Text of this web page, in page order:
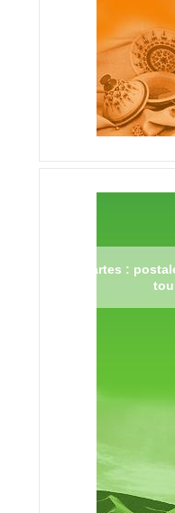
Cartes :